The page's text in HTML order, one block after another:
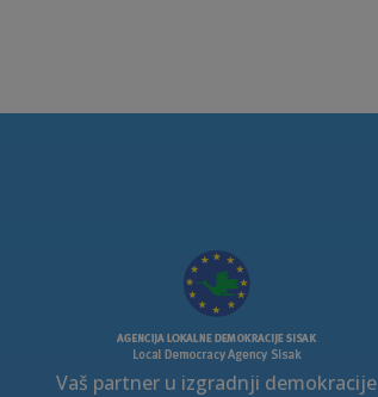
Vaš partner u izgradnji demokracije